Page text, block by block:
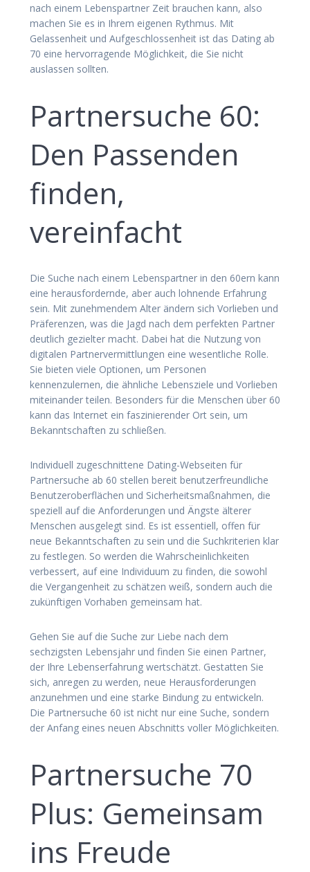
nach einem Lebenspartner Zeit brauchen kann, also
machen Sie es in Ihrem eigenen Rythmus. Mit
Gelassenheit und Aufgeschlossenheit ist das Dating ab
70 eine hervorragende Möglichkeit, die Sie nicht
auslassen sollten.
Partnersuche 60:
Den Passenden
finden,
vereinfacht
Die Suche nach einem Lebenspartner in den 60ern kann
eine herausfordernde, aber auch lohnende Erfahrung
sein. Mit zunehmendem Alter ändern sich Vorlieben und
Präferenzen, was die Jagd nach dem perfekten Partner
deutlich gezielter macht. Dabei hat die Nutzung von
digitalen Partnervermittlungen eine wesentliche Rolle.
Sie bieten viele Optionen, um Personen
kennenzulernen, die ähnliche Lebensziele und Vorlieben
miteinander teilen. Besonders für die Menschen über 60
kann das Internet ein faszinierender Ort sein, um
Bekanntschaften zu schließen.
Individuell zugeschnittene Dating-Webseiten für
Partnersuche ab 60 stellen bereit benutzerfreundliche
Benutzeroberflächen und Sicherheitsmaßnahmen, die
speziell auf die Anforderungen und Ängste älterer
Menschen ausgelegt sind. Es ist essentiell, offen für
neue Bekanntschaften zu sein und die Suchkriterien klar
zu festlegen. So werden die Wahrscheinlichkeiten
verbessert, auf eine Individuum zu finden, die sowohl
die Vergangenheit zu schätzen weiß, sondern auch die
zukünftigen Vorhaben gemeinsam hat.
Gehen Sie auf die Suche zur Liebe nach dem
sechzigsten Lebensjahr und finden Sie einen Partner,
der Ihre Lebenserfahrung wertschätzt. Gestatten Sie
sich, anregen zu werden, neue Herausforderungen
anzunehmen und eine starke Bindung zu entwickeln.
Die Partnersuche 60 ist nicht nur eine Suche, sondern
der Anfang eines neuen Abschnitts voller Möglichkeiten.
Partnersuche 70
Plus: Gemeinsam
ins Freude